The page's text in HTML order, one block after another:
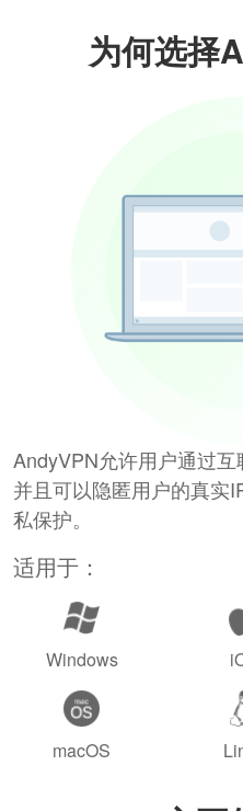
为何选择
AndyVPN允许用户通过互
并且可以隐匿用户的真实
私保护。
适用于：
Windows
macOS